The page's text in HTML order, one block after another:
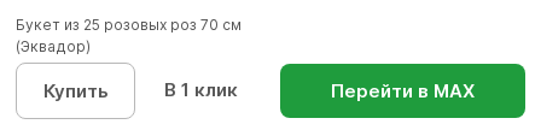
Букет из 25 розовых роз 70 см
(Эквадор)
Купить В 1 клик Перейти в МАХ